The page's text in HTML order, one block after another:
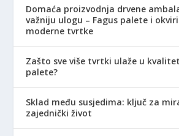
Domaća proizvodnja drvene
važniju ulogu – Fagus palete i
moderne tvrtke
Zašto sve više tvrtki ulaže u
palete?
Sklad među susjedima: ključ za
zajednički život